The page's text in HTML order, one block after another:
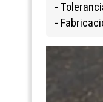
-
-